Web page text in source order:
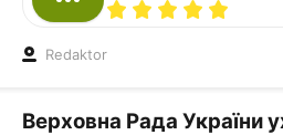
Redaktor
Верховна Рада України